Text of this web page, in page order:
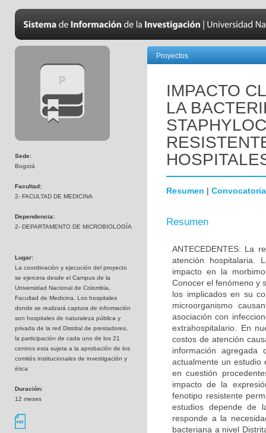
Sede:
Bogotá
Facultad:
2- FACULTAD DE MEDICINA
Dependencia:
2- DEPARTAMENTO DE MICROBIOLOGÍA
Lugar:
La coordinaciòn y ejecución del proyecto
se ejercera desde el Campus de la
Universidad Nacional de Colombia,
Facultad de Medicina. Los hospitales
donde se realizará captura de información
son hospitales de naturaleza pública y
privada de la red Distrital de prestadores,
la participación de cada uno de los 21
centros esta sujeta a la aprobación de los
comités institucionales de investigación y
ética
Duración:
12 meses
Proyectos
IMPACTO
LA
Resumen | Convocatoria
Resumen
ANTECEDENTES: La
atención hospitalaria.
impacto en la
Conocer el fenómeno y
los implicados en su
microorganismo
asociación con
extrahospitalario. En
costos de atención
información agregada
actualmente un estudio
en cuestión
impacto de la
fenotipo resistente
estudios depende de
responde a la
bacteriana a nivel